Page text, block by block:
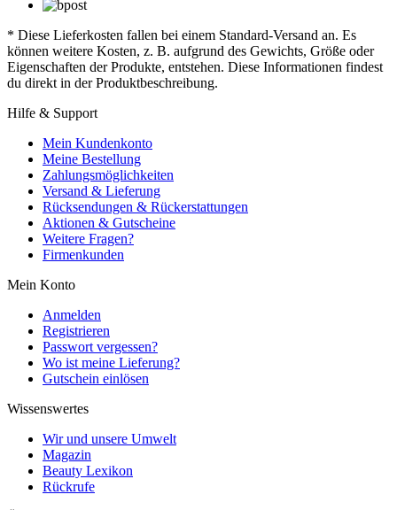
* Diese Lieferkosten fallen bei einem Standard-Versand an. Es
können weitere Kosten, z. B. aufgrund des Gewichts, Größe oder
Eigenschaften der Produkte, entstehen. Diese Informationen findest
du direkt in der Produktbeschreibung.
Hilfe & Support
Mein Kundenkonto
Meine Bestellung
Zahlungsmöglichkeiten
Versand & Lieferung
Rücksendungen & Rückerstattungen
Aktionen & Gutscheine
Weitere Fragen?
Firmenkunden
Mein Konto
Anmelden
Registrieren
Passwort vergessen?
Wo ist meine Lieferung?
Gutschein einlösen
Wissenswertes
Wir und unsere Umwelt
Magazin
Beauty Lexikon
Rückrufe